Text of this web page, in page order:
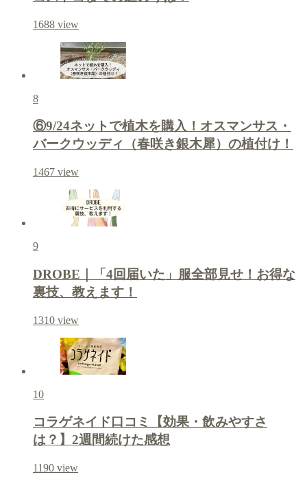
1688 view
8
⑥9/24ネットで植木を購入！オスマンサス・
バークウッディ（春咲き銀木犀）の植付け！
1467 view
9
DROBE｜「4回届いた」服全部見せ！お得な
裏技、教えます！
1310 view
10
コラゲネイド口コミ【効果・飲みやすさ
は？】2週間続けた感想
1190 view